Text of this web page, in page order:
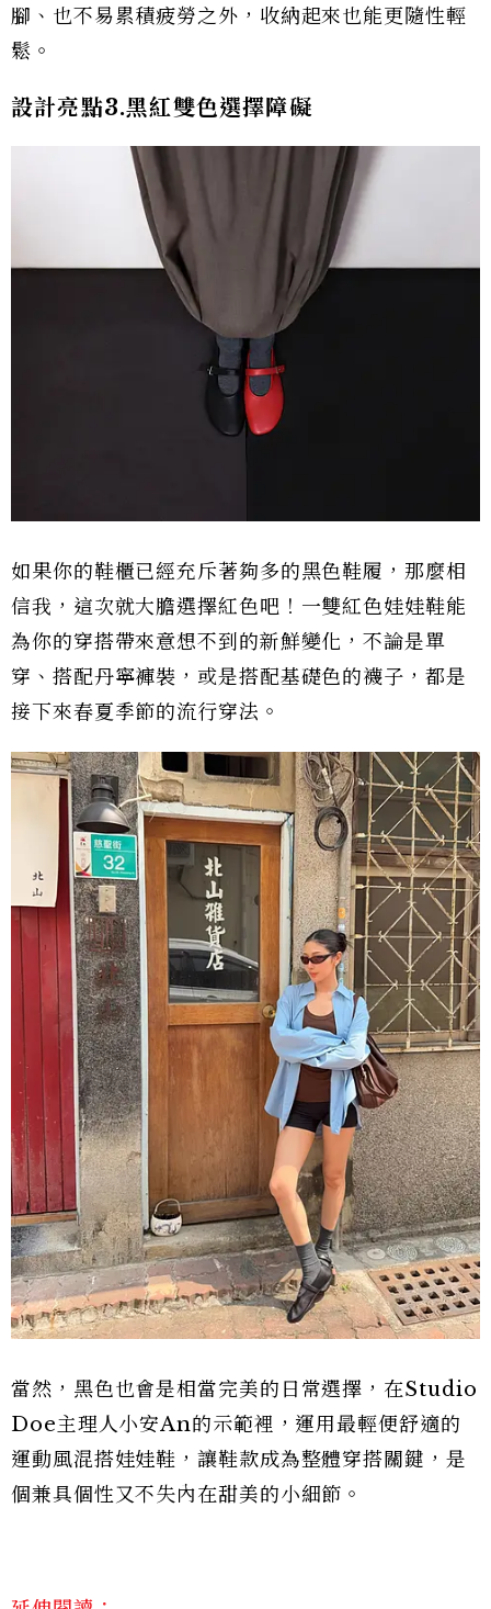
腳、也不易累積疲勞之外，收納起來也能更隨性輕
鬆。
設計亮點3.黑紅雙色選擇障礙
如果你的鞋櫃已經充斥著夠多的黑色鞋履，那麼相
信我，這次就大膽選擇紅色吧！一雙紅色娃娃鞋能
為你的穿搭帶來意想不到的新鮮變化，不論是單
穿、搭配丹寧褲裝，或是搭配基礎色的襪子，都是
接下來春夏季節的流行穿法。
當然，黑色也會是相當完美的日常選擇，在Studio
Doe主理人小安An的示範裡，運用最輕便舒適的
運動風混搭娃娃鞋，讓鞋款成為整體穿搭關鍵，是
個兼具個性又不失內在甜美的小細節。